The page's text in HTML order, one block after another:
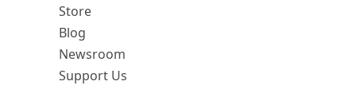
Store
Blog
Newsroom
Support Us